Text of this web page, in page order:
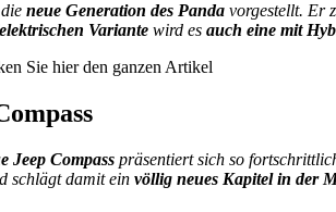
neue Generation des Panda vorgestellt. Er
Variante wird es auch eine mit
Sie hierden ganzen Artikel
Jeep Compass präsentiert sich so
schlägt damit ein völlig neues Kapitel in der